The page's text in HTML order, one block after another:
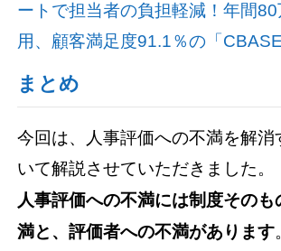
ートで担当者の負担軽減！年間80
用、顧客満足度91.1％の「CBASE
まとめ
今回は、人事評価への不満を解消
いて解説させていただきました。
人事評価への不満には制度そのも
満と、評価者への不満があります